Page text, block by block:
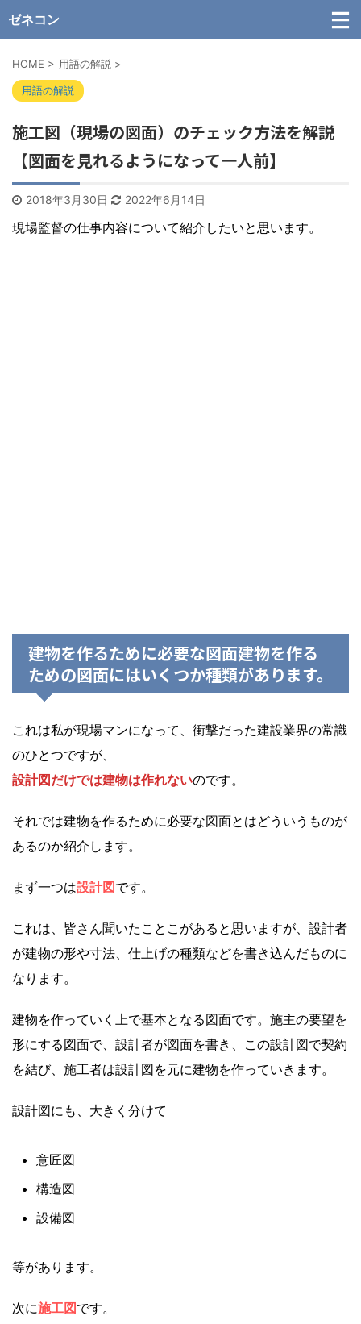
ゼネコン
HOME > 用語の解説 >
用語の解説
施工図（現場の図面）のチェック方法を解説
【図面を見れるようになって一人前】
2018年3月30日 2022年6月14日
現場監督の仕事内容について紹介したいと思います。
建物を作るために必要な図面建物を作る
ための図面にはいくつか種類があります。
これは私が現場マンになって、衝撃だった建設業界の常識
のひとつですが、
設計図だけでは建物は作れないのです。
それでは建物を作るために必要な図面とはどういうものが
あるのか紹介します。
まず一つは設計図です。
これは、皆さん聞いたことこがあると思いますが、設計者
が建物の形や寸法、仕上げの種類などを書き込んだものに
なります。
建物を作っていく上で基本となる図面です。施主の要望を
形にする図面で、設計者が図面を書き、この設計図で契約
を結び、施工者は設計図を元に建物を作っていきます。
設計図にも、大きく分けて
意匠図
構造図
設備図
等があります。
次に施工図です。